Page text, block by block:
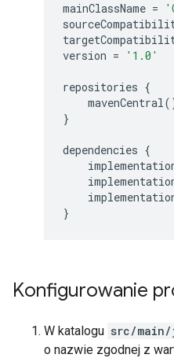
mainClassName =
version = '1.0'
repositories {
mavenCentral
}
dependencies {
}
Konfigurowanie
W katalogu src/
o nazwie zgodnej z